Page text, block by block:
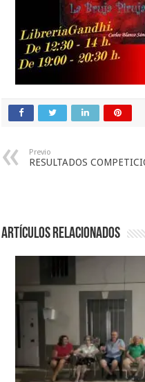
Previo
RESULTADOS
Artículos relacionados